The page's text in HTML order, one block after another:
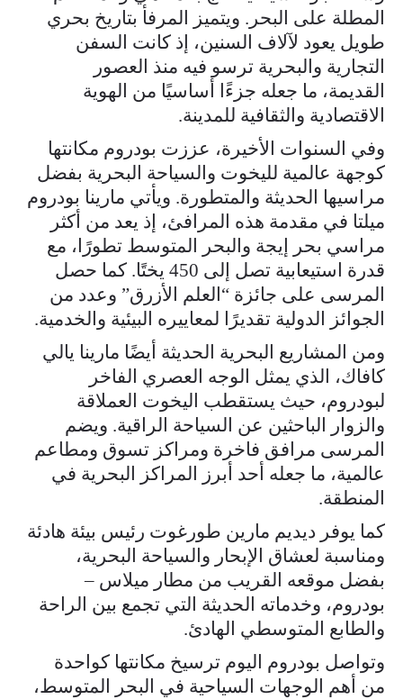
المطلة على البحر. ويتميز المرفأ بتاريخ بحري
طويل يعود لآلاف السنين، إذ كانت السفن
التجارية والبحرية ترسو فيه منذ العصور
القديمة، ما جعله جزءًا أساسيًا من الهوية
الاقتصادية والثقافية للمدينة.
وفي السنوات الأخيرة، عززت بودروم مكانتها
كوجهة عالمية لليخوت والسياحة البحرية بفضل
مراسيها الحديثة والمتطورة. ويأتي مارينا بودروم
ميلتا في مقدمة هذه المرافئ، إذ يعد من أكثر
مراسي بحر إيجة والبحر المتوسط تطورًا، مع
قدرة استيعابية تصل إلى 450 يختًا. كما حصل
المرسى على جائزة “العلم الأزرق” وعدد من
الجوائز الدولية تقديرًا لمعاييره البيئية والخدمية.
ومن المشاريع البحرية الحديثة أيضًا مارينا يالي
كافاك، الذي يمثل الوجه العصري الفاخر
لبودروم، حيث يستقطب اليخوت العملاقة
والزوار الباحثين عن السياحة الراقية. ويضم
المرسى مرافق فاخرة ومراكز تسوق ومطاعم
عالمية، ما جعله أحد أبرز المراكز البحرية في
المنطقة.
كما يوفر ديديم مارين طورغوت رئيس بيئة هادئة
ومناسبة لعشاق الإبحار والسياحة البحرية،
بفضل موقعه القريب من مطار ميلاس –
بودروم، وخدماته الحديثة التي تجمع بين الراحة
والطابع المتوسطي الهادئ.
وتواصل بودروم اليوم ترسيخ مكانتها كواحدة
من أهم الوجهات السياحية في البحر المتوسط،